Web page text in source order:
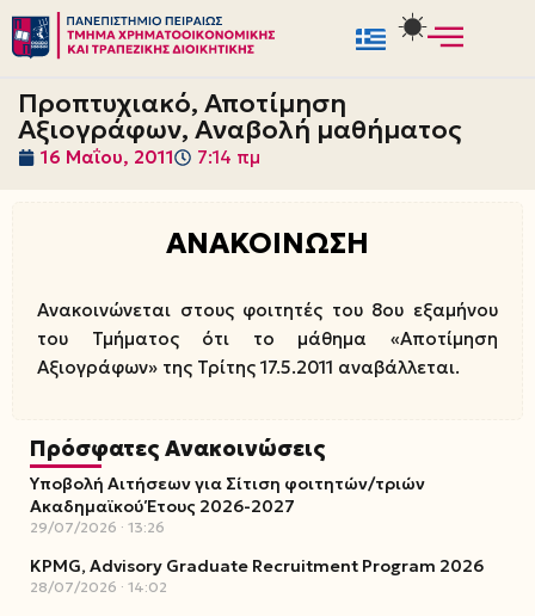
Μεταπηδήστε
στο
περιεχόμενο
Προπτυχιακό, Αποτίμηση
Αξιογράφων, Αναβολή μαθήματος
16 Μαΐου, 2011 7:14 πμ
ΑΝΑΚΟΙΝΩΣΗ
Ανακοινώνεται στους φοιτητές του 8ου εξαμήνου
του Τμήματος ότι το μάθημα «Αποτίμηση
Αξιογράφων» της Τρίτης 17.5.2011 αναβάλλεται.
Πρόσφατες Ανακοινώσεις
Υποβολή Αιτήσεων για Σίτιση φοιτητών/τριών
Ακαδημαϊκού Έτους 2026-2027
29/07/2026 13:26
KPMG, Advisory Graduate Recruitment Program 2026
28/07/2026 14:02